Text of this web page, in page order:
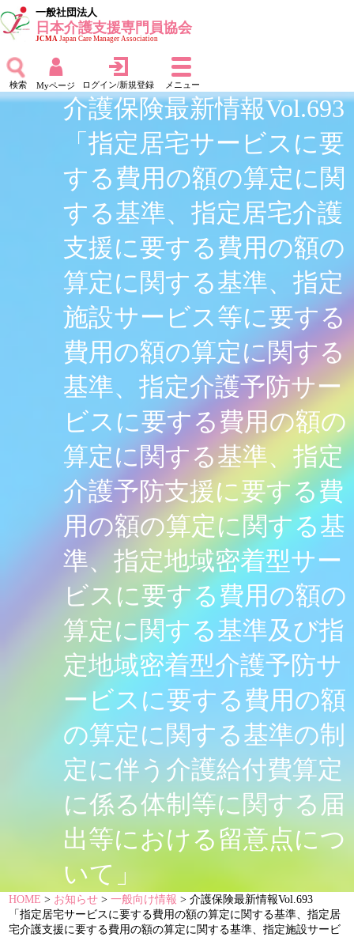
一般社団法人
日本介護支援専門員協会
JCMAJapan Care Manager Association
検索 Myページ ログイン/新規登録 メニュー
介護保険最新情報Vol.693
「指定居宅サービスに要
する費用の額の算定に関
する基準、指定居宅介護
支援に要する費用の額の
算定に関する基準、指定
施設サービス等に要する
費用の額の算定に関する
基準、指定介護予防サー
ビスに要する費用の額の
算定に関する基準、指定
介護予防支援に要する費
用の額の算定に関する基
準、指定地域密着型サー
ビスに要する費用の額の
算定に関する基準及び指
定地域密着型介護予防サ
ービスに要する費用の額
の算定に関する基準の制
定に伴う介護給付費算定
に係る体制等に関する届
出等における留意点につ
いて」
HOME > お知らせ >一般向け情報 > 介護保険最新情報Vol.693
「指定居宅サービスに要する費用の額の算定に関する基準、指定居
宅介護支援に要する費用の額の算定に関する基準、指定施設サービ